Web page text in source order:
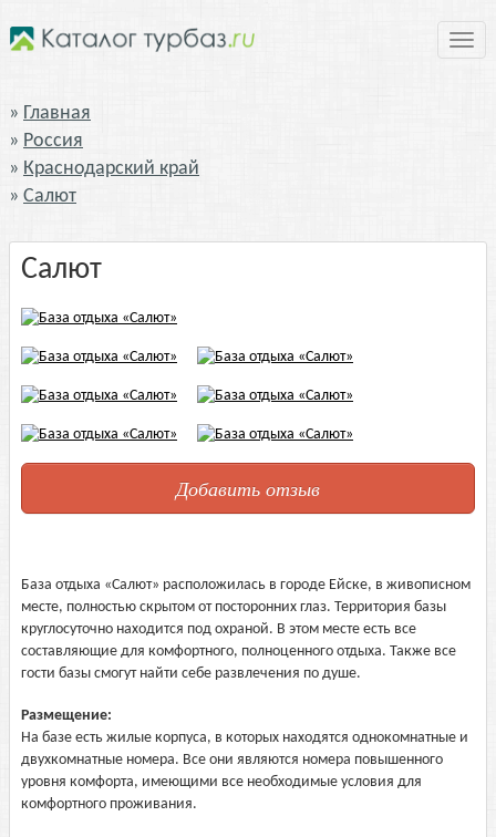
Главная
Россия
Краснодарский край
Салют
Салют
Добавить отзыв
База отдыха «Салют» расположилась в городе Ейске, в живописном
месте, полностью скрытом от посторонних глаз. Территория базы
круглосуточно находится под охраной. В этом месте есть все
составляющие для комфортного, полноценного отдыха. Также все
гости базы смогут найти себе развлечения по душе.
Размещение:
На базе есть жилые корпуса, в которых находятся однокомнатные и
двухкомнатные номера. Все они являются номера повышенного
уровня комфорта, имеющими все необходимые условия для
комфортного проживания.